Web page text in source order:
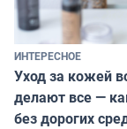
ИНТЕРЕСНОЕ
Уход за кожей
делают все —
без дорогих